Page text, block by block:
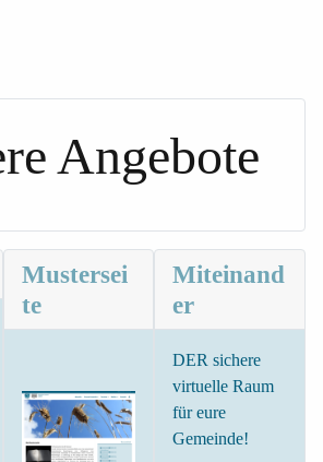
Angebote
Mustersei
te
Miteinand
er
DER sichere
virtuelle Raum
für eure
Gemeinde!